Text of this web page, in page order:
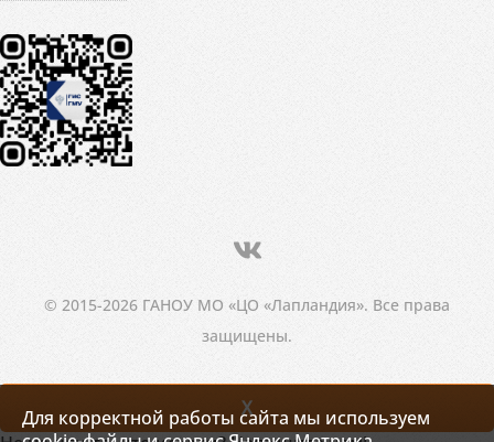
© 2015-2026 ГАНОУ МО «ЦО «Лапландия». Все права
защищены.
Для корректной работы сайта мы используем
X